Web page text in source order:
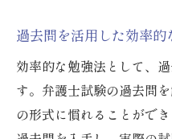
過去問を活用した効率的
効率的な勉強法として、
す。弁護士試験の過去問
の形式に慣れることがで